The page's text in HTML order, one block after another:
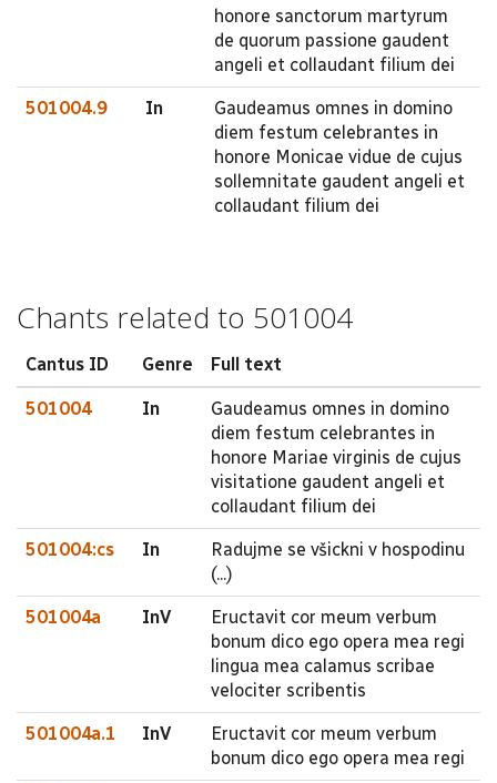
honore sanctorum martyrum
de quorum passione gaudent
angeli et collaudant filium dei
501004.9 In
Gaudeamus omnes in domino
diem festum celebrantes in
honore Monicae vidue de cujus
sollemnitate gaudent angeli et
collaudant filium dei
Chants related to 501004
Cantus ID Genre Full text
501004 In
Gaudeamus omnes in domino
diem festum celebrantes in
honore Mariae virginis de cujus
visitatione gaudent angeli et
collaudant filium dei
501004:cs In
Radujme se všickni v hospodinu
(...)
501004a InV
Eructavit cor meum verbum
bonum dico ego opera mea regi
lingua mea calamus scribae
velociter scribentis
501004a.1 InV
Eructavit cor meum verbum
bonum dico ego opera mea regi